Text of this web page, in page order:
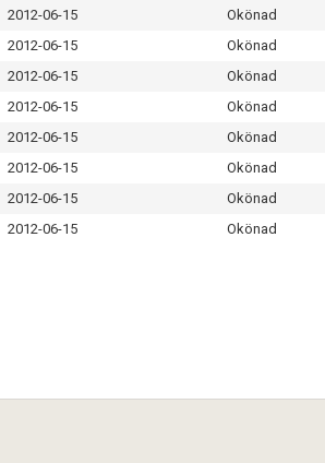
2012-06-15
Okönad
2012-06-15
Okönad
2012-06-15
Okönad
2012-06-15
Okönad
2012-06-15
Okönad
2012-06-15
Okönad
2012-06-15
Okönad
2012-06-15 Okönad